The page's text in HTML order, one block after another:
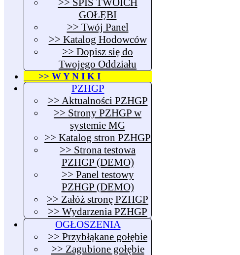
>> SPIS TWOICH
GOŁĘBI
>> Twój Panel
>> Katalog Hodowców
>> Dopisz się do
Twojego Oddziału
>> W Y N I K I
PZHGP
>> Aktualności PZHGP
>> Strony PZHGP w
systemie MG
>> Katalog stron PZHGP
>> Strona testowa
PZHGP (DEMO)
>> Panel testowy
PZHGP (DEMO)
>> Załóż stronę PZHGP
>> Wydarzenia PZHGP
OGŁOSZENIA
>> Przybłąkane gołębie
>> Zagubione gołębie